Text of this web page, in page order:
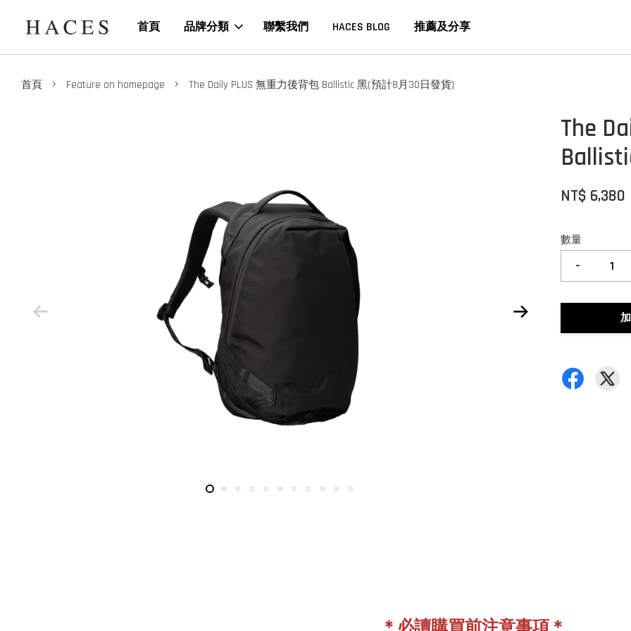
首頁 品牌分類 聯繫我們 HACES BLOG 推薦及分享
首頁 › Feature on homepage › The Daily PLUS 無重力後背包 Ballistic 黑(預計8月30日發貨)
The
NT$ 6,380
數量
-